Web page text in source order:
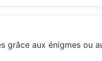
aux énigmes ou